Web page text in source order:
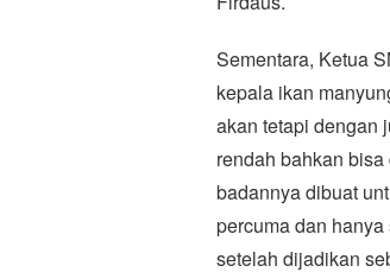
Sementara, Ketua
kepala ikan
akan tetapi dengan
rendah bahkan
badannya dibuat
percuma dan
setelah dijadikan